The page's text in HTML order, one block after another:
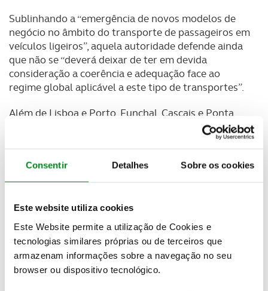
Consentir Detalhes Sobre os cookies
Este website utiliza cookies
Este Website permite a utilização de Cookies e
tecnologias similares próprias ou de terceiros que
armazenam informações sobre a navegação no seu
browser ou dispositivo tecnológico.
Sublinhando a “emergência de novos modelos de
negócio no âmbito do transporte de passageiros em
veículos ligeiros”, aquela autoridade defende ainda
que não se “deverá deixar de ter em devida
consideração a coerência e adequação face ao
regime global aplicável a este tipo de transportes”.
Além de Lisboa e Porto, Funchal, Cascais e Ponta
Delgada são os concelhos com maior número de
de veículos de transporte de passageiros:
Vidigueira, Corvo (Açores) e Constância (com três
Barrancos (um táxi).
Os dados revelam uma “disparidade considerável”
entre concelhos no número de táxis licenciados,
bem como a prevalência de concelhos com um
reduzido número de táxis.